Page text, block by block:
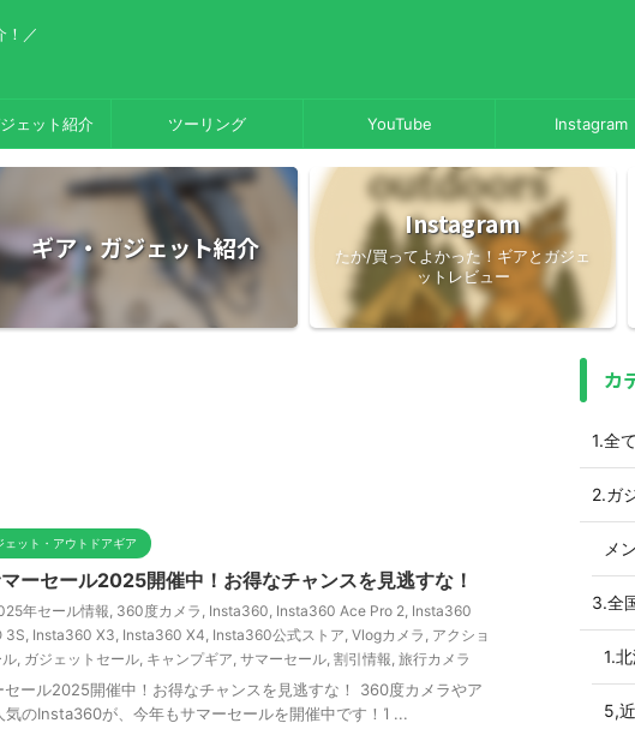
！／
ェット紹介 ツーリング YouTube Instagram
ギア・ガジェット紹介
Instagram
たか/買ってよかった！ギアとガジェ
ットレビュー
ェット・アウトドアギア
ーセール2025開催中！お得なチャンスを見逃すな！
年セール情報, 360度カメラ , Insta360, Insta360 Ace Pro 2, Insta360
3S, Insta360 X3, Insta360 X4, Insta360公式ストア, Vlogカメラ , アクショ
, ガジェットセール, キャンプギア, サマーセール, 割引情報, 旅行カメラ
ール2025開催中！お得なチャンスを見逃すな！ 360度カメラやア
気のInsta360が、今年もサマーセールを開催中です！Ἰ ...
カ
1.全
2.ガ
メ
3.全
1.
5,